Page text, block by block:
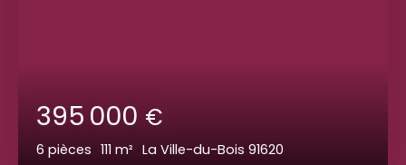
395 000 €
6 pièces 111 m² La Ville-du-Bois 91620